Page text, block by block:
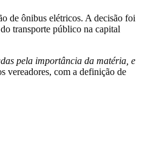
de ônibus elétricos. A decisão foi
transporte público na capital
pela importância da matéria, e
vereadores, com a definição de